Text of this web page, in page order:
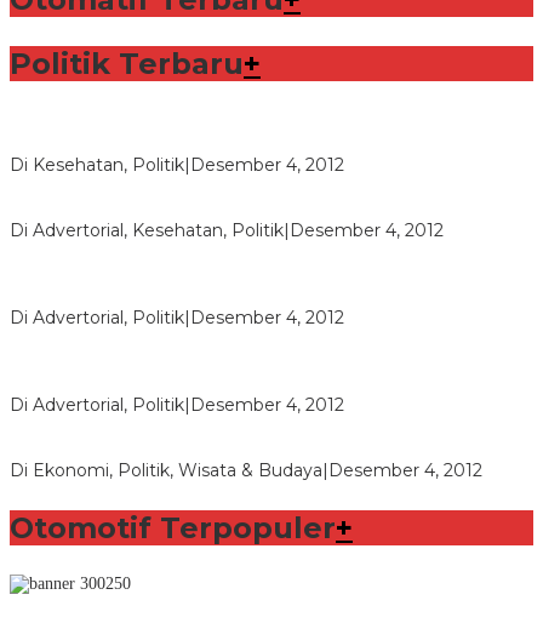
Politik Terbaru+
Di Kesehatan, Politik Desember 4, 2012
Di Advertorial, Kesehatan, Politik Desember 4, 2012
Di Advertorial, Politik Desember 4, 2012
Di Advertorial, Politik Desember 4, 2012
Di Ekonomi, Politik, Wisata & Budaya Desember 4, 2012
Otomotif Terpopuler+